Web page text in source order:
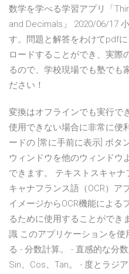
数学を学べる学習アプリ「
and Decimals」 2020/06/17
す。問題と解答をわけてpdf
ロードすることができ、実際
るので、学校現場でも塾でも
ださい！
変換はオフラインでも実行で
使用できない場合に非常に便
ードの [常に手前に表示] ボタ
ウィンドウを他のウィンドウ
できます。 テキストスキャナ
キャナフランス語（OCR）ア
イメージからOCR機能による
るために使用することができ
識 このアプリケーションを
る - 分数計算。 - 直感的な分
Sin、Cos、Tan。 - 度とラジ